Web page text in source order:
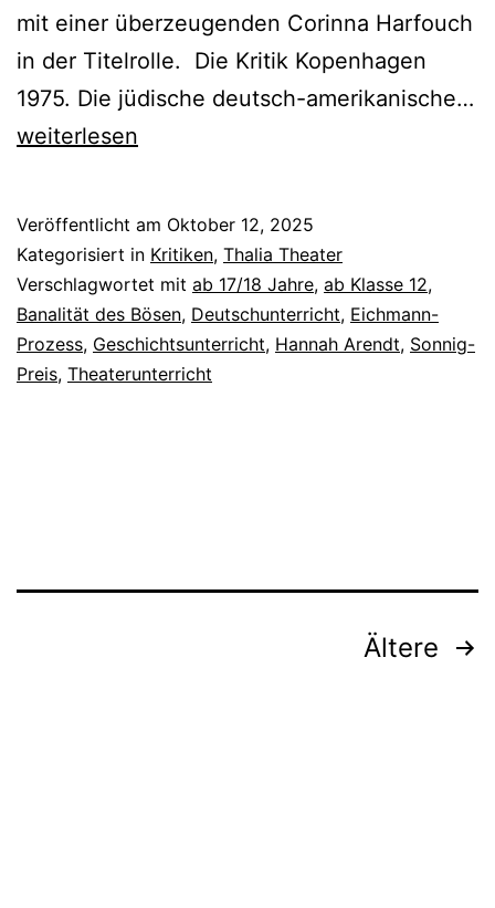
mit einer überzeugenden Corinna Harfouch
in der Titelrolle. Die Kritik Kopenhagen
1975. Die jüdische deutsch-amerikanische…
Arendt
weiterlesen
Veröffentlicht am Oktober 12, 2025
Kategorisiert in Kritiken, Thalia Theater
Verschlagwortet mit ab 17/18 Jahre, ab Klasse 12,
Banalität des Bösen, Deutschunterricht, Eichmann-
Prozess, Geschichtsunterricht, Hannah Arendt, Sonnig-
Preis, Theaterunterricht
Ältere